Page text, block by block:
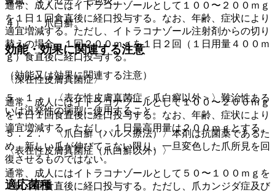
４）． 爪白癬。
効能・効果に関連する注意
（効能又は効果に関連する注意）
５．１． 〈表在性皮膚真菌症＜爪白癬以外＞〉難治性ある
いは汎発性の病型に使用すること。
５．２． 〈爪白癬（パルス療法）〉本剤は抗菌薬であるた
め、新しい爪が伸びてこない限り、一旦変色した爪所見を回
復させるものではない。
適応菌種
通常、成人にはイトラコナゾールとして１００〜２００ｍｇ
を１日１回食直後に経口投与する。なお、年齢、症状により
適宜増減する。ただし、イトラコナゾール注射剤からの切り
替えの場合、１回２００ｍｇを１日２回（１日用量４００ｍ
ｇ）食直後に経口投与する。
〈深在性皮膚真菌症〉
通常、成人にはイトラコナゾールとして１００〜２００ｍｇ
を１日１回食直後に経口投与する。なお、年齢、症状により
適宜増減する。ただし、１日最高用量は２００ｍｇとする。
〈表在性皮膚真菌症（爪白癬以外）〉
通常、成人にはイトラコナゾールとして５０〜１００ｍｇを
１日１回食直後に経口投与する。ただし、爪カンジダ症及び